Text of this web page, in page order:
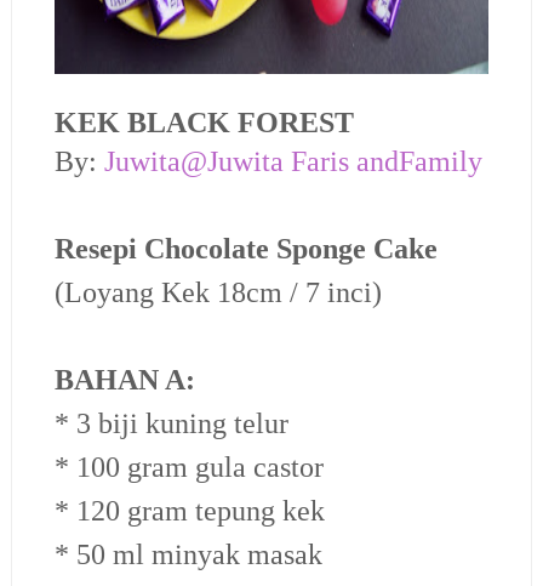
KEK BLACK FOREST
By: Juwita@Juwita Faris andFamily
Resepi Chocolate Sponge Cake
(Loyang Kek 18cm / 7 inci)
BAHAN A:
* 3 biji kuning telur
* 100 gram gula castor
* 120 gram tepung kek
* 50 ml minyak masak